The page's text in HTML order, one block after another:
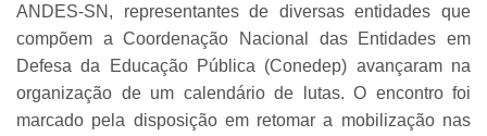
ANDES-SN, representantes de diversas entidades que
compõem a Coordenação Nacional das Entidades em
Defesa da Educação Pública (Conedep) avançaram na
organização de um calendário de lutas. O encontro foi
marcado pela disposição em retomar a mobilização nas